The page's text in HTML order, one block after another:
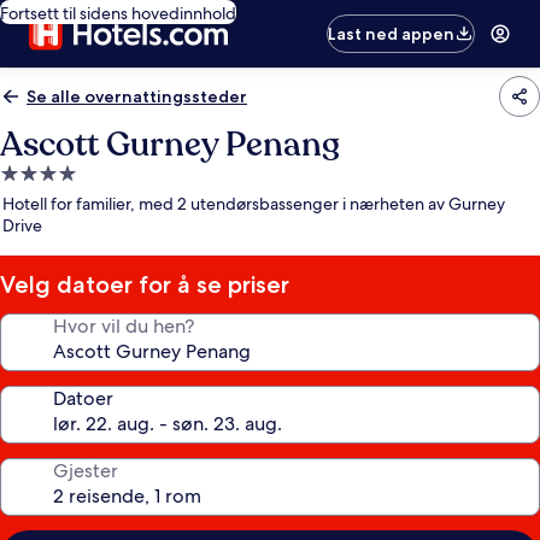
Fortsett til sidens hovedinnhold
Last ned appen
Se alle overnattingssteder
Ascott Gurney Penang
Overnattingssted
med
4.0
stjerner
Hotell for familier, med 2 utendørsbassenger i nærheten av Gurney
Drive
Velg datoer for å se priser
Hvor vil du hen?
Datoer
Gjester